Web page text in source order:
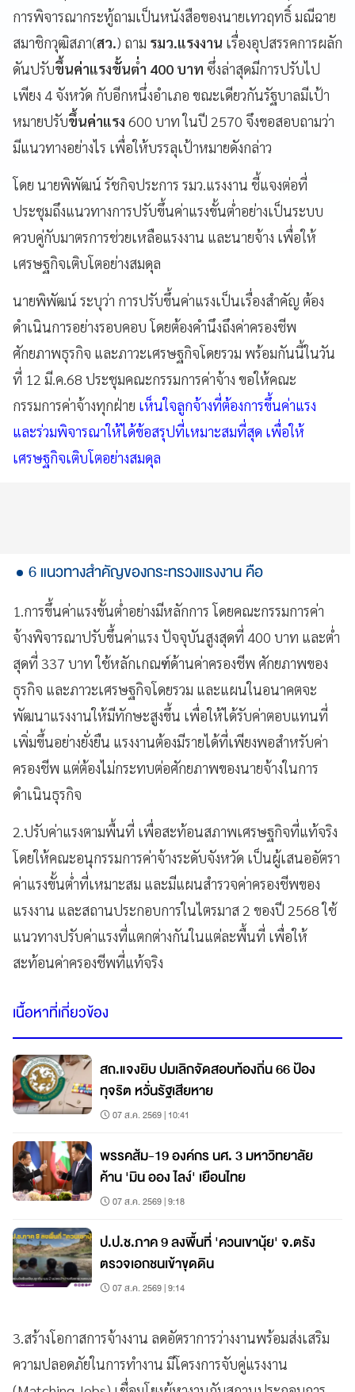
การพิจารณากระทู้ถามเป็นหนังสือของนายเทวฤทธิ์ มณีฉาย
สมาชิกวุฒิสภา(สว.) ถาม รมว.แรงงาน เรื่องอุปสรรคการผลัก
ดันปรับขึ้นค่าแรงขั้นต่ำ 400 บาท ซึ่งล่าสุดมีการปรับไป
เพียง 4 จังหวัด กับอีกหนึ่งอำเภอ ขณะเดียวกันรัฐบาลมีเป้า
หมายปรับขึ้นค่าแรง 600 บาท ในปี 2570 จึงขอสอบถามว่า
มีแนวทางอย่างไร เพื่อให้บรรลุเป้าหมายดังกล่าว
โดย นายพิพัฒน์ รัชกิจประการ รมว.แรงงาน ชี้แจงต่อที่
ประชุมถึงแนวทางการปรับขึ้นค่าแรงขั้นต่ำอย่างเป็นระบบ
ควบคู่กับมาตรการช่วยเหลือแรงงาน และนายจ้าง เพื่อให้
เศรษฐกิจเติบโตอย่างสมดุล
นายพิพัฒน์ ระบุว่า การปรับขึ้นค่าแรงเป็นเรื่องสำคัญ ต้อง
ดำเนินการอย่างรอบคอบ โดยต้องคำนึงถึงค่าครองชีพ
ศักยภาพธุรกิจ และภาวะเศรษฐกิจโดยรวม พร้อมกันนี้ในวัน
ที่ 12 มี.ค.68 ประชุมคณะกรรมการค่าจ้าง ขอให้คณะ
กรรมการค่าจ้างทุกฝ่าย เห็นใจลูกจ้างที่ต้องการขึ้นค่าแรง
และร่วมพิจารณาให้ได้ข้อสรุปที่เหมาะสมที่สุด เพื่อให้
เศรษฐกิจเติบโตอย่างสมดุล
6 แนวทางสำคัญของกระทรวงแรงงาน คือ
1.การขึ้นค่าแรงขั้นต่ำอย่างมีหลักการ โดยคณะกรรมการค่า
จ้างพิจารณาปรับขึ้นค่าแรง ปัจจุบันสูงสุดที่ 400 บาท และต่ำ
สุดที่ 337 บาท ใช้หลักเกณฑ์ด้านค่าครองชีพ ศักยภาพของ
ธุรกิจ และภาวะเศรษฐกิจโดยรวม และแผนในอนาคตจะ
พัฒนาแรงงานให้มีทักษะสูงขึ้น เพื่อให้ได้รับค่าตอบแทนที่
เพิ่มขึ้นอย่างยั่งยืน แรงงานต้องมีรายได้ที่เพียงพอสำหรับค่า
ครองชีพ แต่ต้องไม่กระทบต่อศักยภาพของนายจ้างในการ
ดำเนินธุรกิจ
2.ปรับค่าแรงตามพื้นที่ เพื่อสะท้อนสภาพเศรษฐกิจที่แท้จริง
โดยให้คณะอนุกรรมการค่าจ้างระดับจังหวัด เป็นผู้เสนออัตรา
ค่าแรงขั้นต่ำที่เหมาะสม และมีแผนสำรวจค่าครองชีพของ
แรงงาน และสถานประกอบการในไตรมาส 2 ของปี 2568 ใช้
แนวทางปรับค่าแรงที่แตกต่างกันในแต่ละพื้นที่ เพื่อให้
สะท้อนค่าครองชีพที่แท้จริง
เนื้อหาที่เกี่ยวข้อง
สถ.แจงยิบ ปมเลิกจัดสอบท้องถิ่น 66 ป้อง
ทุจริต หวั่นรัฐเสียหาย
07 ส.ค. 2569 | 10:41
พรรคส้ม-19 องค์กร นศ. 3 มหาวิทยาลัย
ค้าน 'มิน ออง ไลง์' เยือนไทย
07 ส.ค. 2569 | 9:18
ป.ป.ช.ภาค 9 ลงพื้นที่ 'ควนเขานุ้ย' จ.ตรัง
ตรวจเอกชนเข้าขุดดิน
07 ส.ค. 2569 | 9:14
3.สร้างโอกาสการจ้างงาน ลดอัตราการว่างงานพร้อมส่งเสริม
ความปลอดภัยในการทำงาน มีโครงการจับคู่แรงงาน